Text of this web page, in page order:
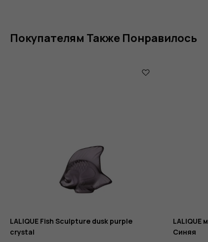
Покупателям Также Понравилось
LALIQUE Fish Sculpture dusk purple
crystal
LALIQUE
Синяя